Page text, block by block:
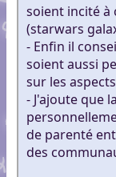
soient incité à
(starwars
- Enfin il
soient aussi
sur les
- J'ajoute que
de parenté
des